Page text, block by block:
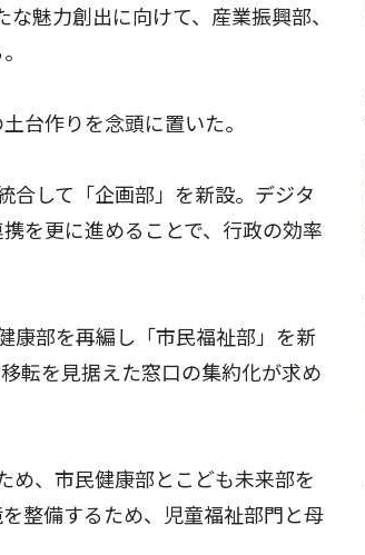
魅力創出に向けて、産業振興部、
台作りを念頭に置いた。
して「企画部」を新設。デジタ
を更に進めることで、行政の効率
康部を再編し「市民福祉部」を新
転を見据えた窓口の集約化が求め
、市民健康部とこども未来部を
整備するため、児童福祉部門と母